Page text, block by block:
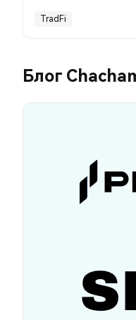
TradFi
Блог